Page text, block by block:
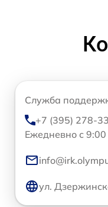
Служба
+7 (395) 278-
Ежедневно с
ул.